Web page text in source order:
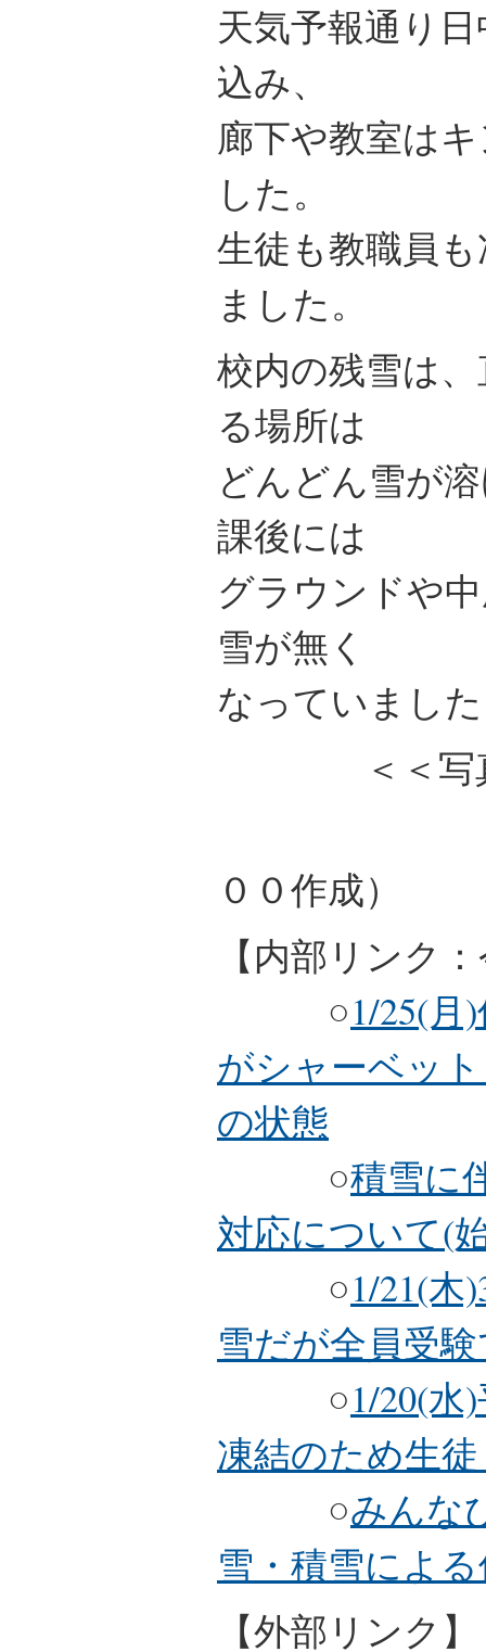
天気予報通り
込み、
廊下や教室は
した。
生徒も教職員
ました。
校内の残雪は
る場所は
どんどん雪が
課後には
グラウンドや
雪が無く
なっていまし
＜＜写真
００作成）
【内部リンク
○1/25(月
がシャーベッ
の状態
○積雪に
対応について(
○1/21(木
雪だが全員受
○1/20(水
凍結のため生
○みんな
雪・積雪によ
【外部リンク】